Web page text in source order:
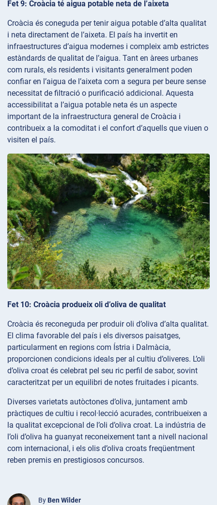
Fet 9: Croàcia té aigua potable neta de l’aixeta
Croàcia és coneguda per tenir aigua potable d’alta qualitat
i neta directament de l’aixeta. El país ha invertit en
infraestructures d’aigua modernes i compleix amb estrictes
estàndards de qualitat de l’aigua. Tant en àrees urbanes
com rurals, els residents i visitants generalment poden
confiar en l’aigua de l’aixeta com a segura per beure sense
necessitat de filtració o purificació addicional. Aquesta
accessibilitat a l’aigua potable neta és un aspecte
important de la infraestructura general de Croàcia i
contribueix a la comoditat i el confort d’aquells que viuen o
visiten el país.
Fet 10: Croàcia produeix oli d’oliva de qualitat
Croàcia és reconeguda per produir oli d’oliva d’alta qualitat.
El clima favorable del país i els diversos paisatges,
particularment en regions com Ístria i Dalmàcia,
proporcionen condicions ideals per al cultiu d’oliveres. L’oli
d’oliva croat és celebrat pel seu ric perfil de sabor, sovint
caracteritzat per un equilibri de notes fruitades i picants.
Diverses varietats autòctones d’oliva, juntament amb
pràctiques de cultiu i recol·lecció acurades, contribueixen a
la qualitat excepcional de l’oli d’oliva croat. La indústria de
l’oli d’oliva ha guanyat reconeixement tant a nivell nacional
com internacional, i els olis d’oliva croats freqüentment
reben premis en prestigiosos concursos.
By Ben Wilder